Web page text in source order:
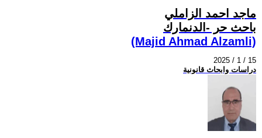
ماجد احمد الزاملي
باحث حر -الدنمارك
(Majid Ahmad Alzamli)
2025 / 1 / 15
دراسات وابحاث قانونية